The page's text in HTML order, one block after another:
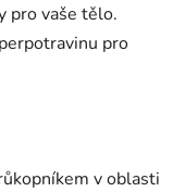
pro vaše tělo.
pro
v oblasti